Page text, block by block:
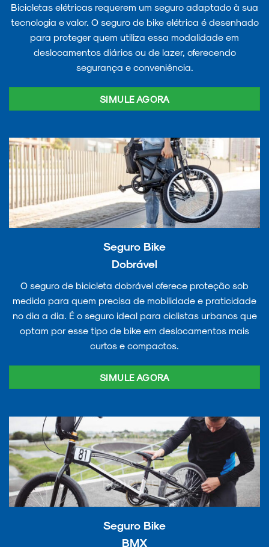
Bicicletas elétricas requerem um seguro adaptado à sua
tecnologia e valor. O seguro de bike elétrica é desenhado
para proteger quem utiliza essa modalidade em
deslocamentos diários ou de lazer, oferecendo
segurança e conveniência.
SIMULE AGORA
Seguro Bike
Dobrável
O seguro de bicicleta dobrável oferece proteção sob
medida para quem precisa de mobilidade e praticidade
no dia a dia. É o seguro ideal para ciclistas urbanos que
optam por esse tipo de bike em deslocamentos mais
curtos e compactos.
SIMULE AGORA
Seguro Bike
BMX